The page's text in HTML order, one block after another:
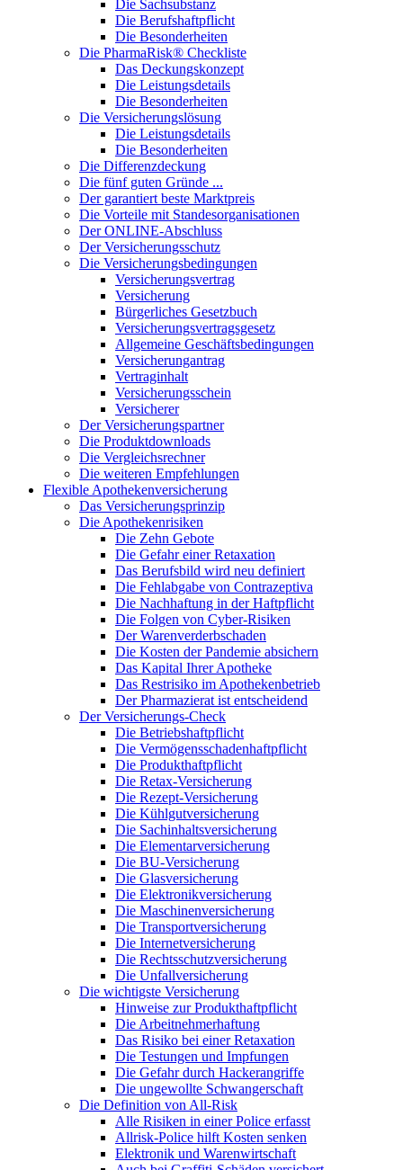
Die Sachsubstanz
Die Berufshaftpflicht
Die Besonderheiten
Die PharmaRisk® Checkliste
Das Deckungskonzept
Die Leistungsdetails
Die Besonderheiten
Die Versicherungslösung
Die Leistungsdetails
Die Besonderheiten
Die Differenzdeckung
Die fünf guten Gründe ...
Der garantiert beste Marktpreis
Die Vorteile mit Standesorganisationen
Der ONLINE-Abschluss
Der Versicherungsschutz
Die Versicherungsbedingungen
Versicherungsvertrag
Versicherung
Bürgerliches Gesetzbuch
Versicherungsvertragsgesetz
Allgemeine Geschäftsbedingungen
Versicherungantrag
Vertraginhalt
Versicherungsschein
Versicherer
Der Versicherungspartner
Die Produktdownloads
Die Vergleichsrechner
Die weiteren Empfehlungen
Flexible Apothekenversicherung
Das Versicherungsprinzip
Die Apothekenrisiken
Die Zehn Gebote
Die Gefahr einer Retaxation
Das Berufsbild wird neu definiert
Die Fehlabgabe von Contrazeptiva
Die Nachhaftung in der Haftpflicht
Die Folgen von Cyber-Risiken
Der Warenverderbschaden
Die Kosten der Pandemie absichern
Das Kapital Ihrer Apotheke
Das Restrisiko im Apothekenbetrieb
Der Pharmazierat ist entscheidend
Der Versicherungs-Check
Die Betriebshaftpflicht
Die Vermögensschadenhaftpflicht
Die Produkthaftpflicht
Die Retax-Versicherung
Die Rezept-Versicherung
Die Kühlgutversicherung
Die Sachinhaltsversicherung
Die Elementarversicherung
Die BU-Versicherung
Die Glasversicherung
Die Elektronikversicherung
Die Maschinenversicherung
Die Transportversicherung
Die Internetversicherung
Die Rechtsschutzversicherung
Die Unfallversicherung
Die wichtigste Versicherung
Hinweise zur Produkthaftpflicht
Die Arbeitnehmerhaftung
Das Risiko bei einer Retaxation
Die Testungen und Impfungen
Die Gefahr durch Hackerangriffe
Die ungewollte Schwangerschaft
Die Definition von All-Risk
Alle Risiken in einer Police erfasst
Allrisk-Police hilft Kosten senken
Elektronik und Warenwirtschaft